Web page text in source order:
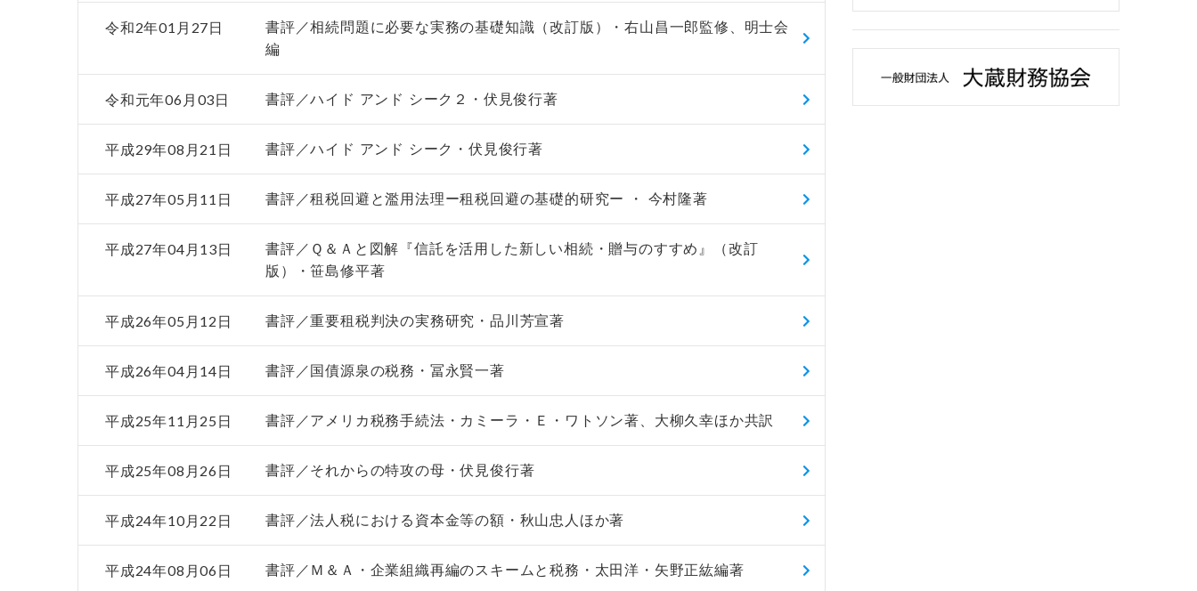
令和2年01月27日
書評／相続問題に必要な実務の基礎知識（改訂版）・右山昌一郎監修、明士会
編
令和元年06月03日 書評／ハイド アンド シーク２・伏見俊行著
平成29年08月21日 書評／ハイド アンド シーク・伏見俊行著
平成27年05月11日 書評／租税回避と濫用法理ー租税回避の基礎的研究ー ・ 今村隆著
平成27年04月13日
書評／Ｑ＆Ａと図解『信託を活用した新しい相続・贈与のすすめ』（改訂
版）・笹島修平著
平成26年05月12日 書評／重要租税判決の実務研究・品川芳宣著
平成26年04月14日 書評／国債源泉の税務・冨永賢一著
平成25年11月25日 書評／アメリカ税務手続法・カミーラ・Ｅ・ワトソン著、大柳久幸ほか共訳
平成25年08月26日 書評／それからの特攻の母・伏見俊行著
平成24年10月22日 書評／法人税における資本金等の額・秋山忠人ほか著
平成24年08月06日 書評／Ｍ＆Ａ・企業組織再編のスキームと税務・太田洋・矢野正紘編著